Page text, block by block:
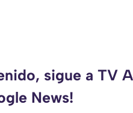
sigue a TV
News!